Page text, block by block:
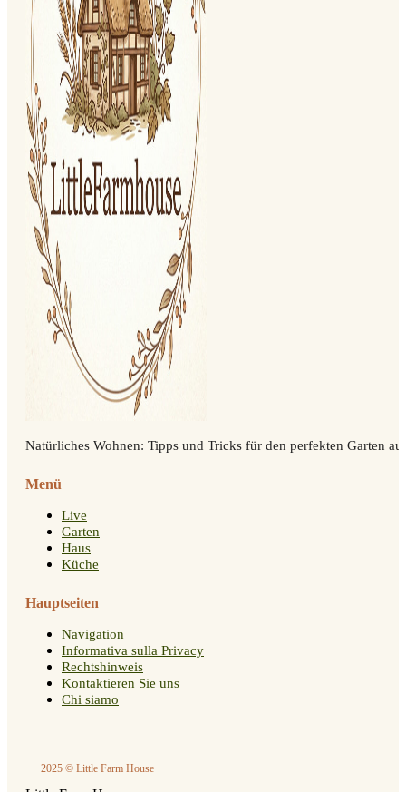
Natürliches Wohnen: Tipps und Tricks für den perfekten Garten
Menü
Live
Garten
Haus
Küche
Hauptseiten
Navigation
Informativa sulla Privacy
Rechtshinweis
Kontaktieren Sie uns
Chi siamo
2025 © Little Farm House